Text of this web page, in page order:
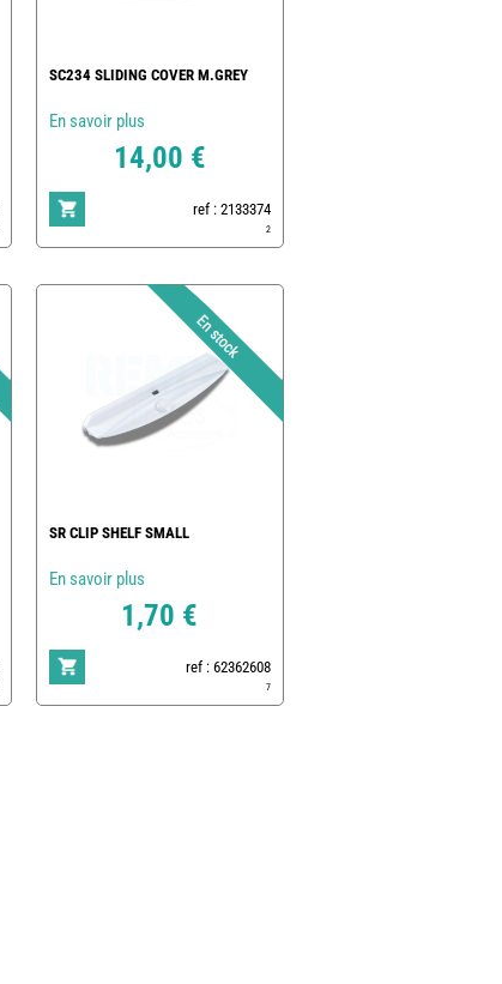
SC234 SLIDING COVER M.GREY
En savoir plus
14,00 €
ref : 2133374
2
SR CLIP SHELF SMALL
En savoir plus
1,70 €
ref : 62362608
7